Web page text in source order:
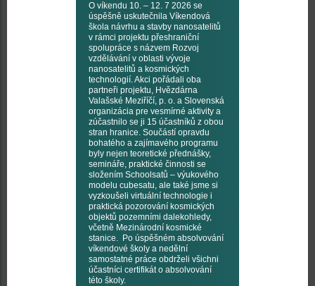
O víkendu 10. – 12. 7 2026 se
úspěšně uskutečnila Víkendová
škola návrhu a stavby nanosatelitů
v rámci projektu přeshraniční
spolupráce s názvem Rozvoj
vzdělávání v oblasti vývoje
nanosatelitů a kosmických
technologií. Akci pořádali oba
partneři projektu, Hvězdárna
Valašské Meziříčí, p. o. a Slovenská
organizácia pre vesmírné aktivity a
zúčastnilo se ji 15 účastníků z obou
stran hranice. Součástí opravdu
bohatého a zajímavého programu
byly nejen teoretické přednášky,
semináře, praktické činnosti se
složením Schoolsatů – výukového
modelu cubesatu, ale také jsme si
vyzkoušeli virtuální technologie i
praktická pozorování kosmických
objektů pozemními dalekohledy,
včetně Mezinárodní kosmické
stanice. Po úspěšném absolvování
víkendové školy a nedělní
samostatné práce obdrželi všichni
účastníci certifikát o absolvování
této školy.